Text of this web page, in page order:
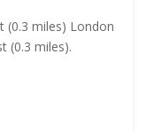
(0.3 miles) London
(0.3 miles).